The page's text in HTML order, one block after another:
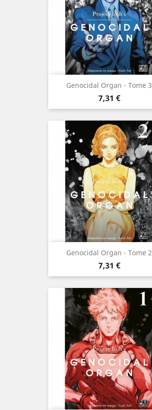
Genocidal Organ - Tome 3
Prix
7,31 €
Genocidal Organ - Tome 2
Prix
7,31 €